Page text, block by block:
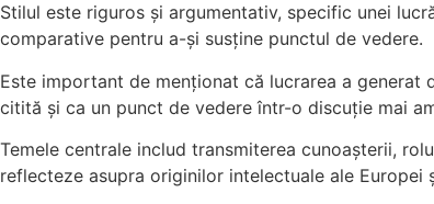
Stilul este riguros și argumentativ, specific unei
comparative pentru a-și susține punctul de vedere.
Este important de menționat că lucrarea a
citită și ca un punct de vedere într-o discuție mai
Temele centrale includ transmiterea cunoașterii,
reflecteze asupra originilor intelectuale ale